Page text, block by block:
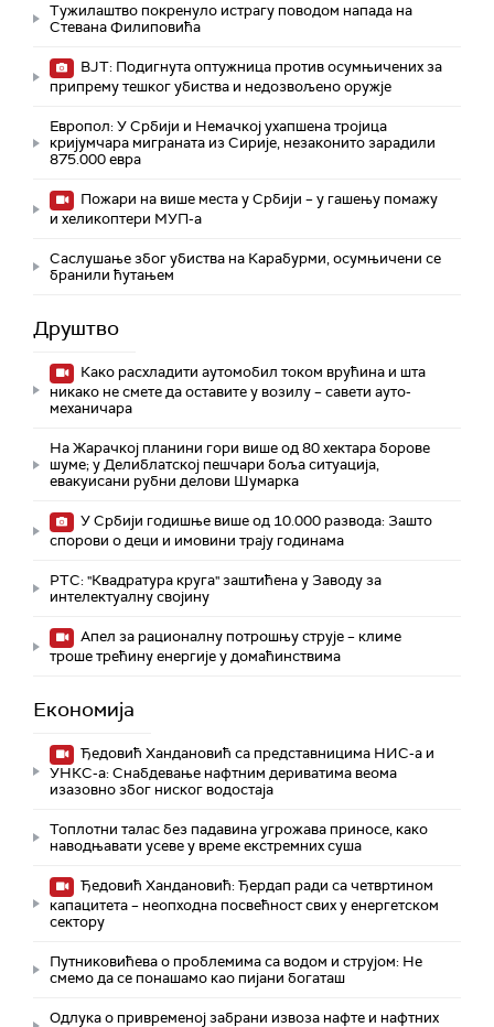
Тужилаштво покренуло истрагу поводом напада на
Стевана Филиповића
ВЈТ: Подигнута оптужница против осумњичених за
припрему тешког убиства и недозвољено оружје
Европол: У Србији и Немачкој ухапшена тројица
кријумчара миграната из Сирије, незаконито зарадили
875.000 евра
Пожари на више места у Србији – у гашењу помажу
и хеликоптери МУП-а
Саслушање због убиства на Карабурми, осумњичени се
бранили ћутањем
Друштво
Како расхладити аутомобил током врућина и шта
никако не смете да оставите у возилу – савети ауто-
механичара
На Жарачкој планини гори више од 80 хектара борове
шуме; у Делиблатској пешчари боља ситуација,
евакуисани рубни делови Шумарка
У Србији годишње више од 10.000 развода: Зашто
спорови о деци и имовини трају годинама
РТС: "Квадратура круга" заштићена у Заводу за
интелектуалну својину
Апел за рационалну потрошњу струје – климе
троше трећину енергије у домаћинствима
Економија
Ђедовић Хандановић са представницима НИС-а и
УНКС-а: Снабдевање нафтним дериватима веома
изазовно због ниског водостаја
Топлотни талас без падавина угрожава приносе, како
наводњавати усеве у време екстремних суша
Ђедовић Хандановић: Ђердап ради са четвртином
капацитета – неопходна посвећност свих у енергетском
сектору
Путниковићева о проблемима са водом и струјом: Не
смемо да се понашамо као пијани богаташ
Одлука о привременој забрани извоза нафте и нафтних